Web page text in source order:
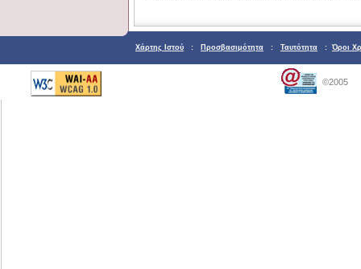
Χάρτης Ιστού : Προσβασιμότητα : Ταυτότητα : Όροι
©2005